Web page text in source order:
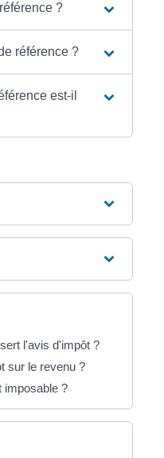
?
référence ?
est-il
l'avis d'impôt ?
sur le revenu ?
imposable ?